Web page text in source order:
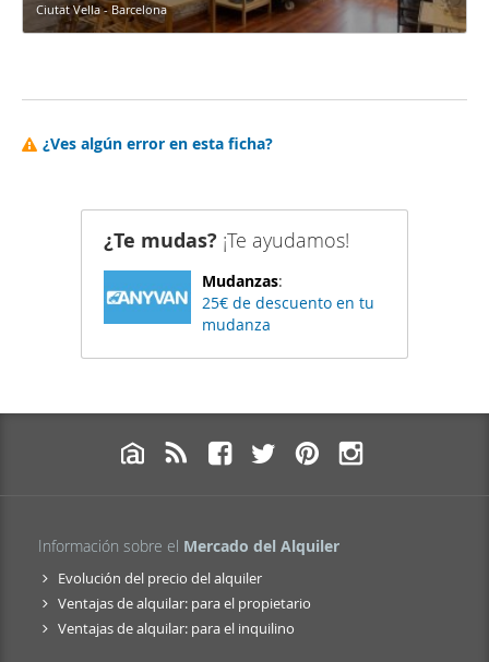
Ciutat Vella - Barcelona
¿Ves algún error en esta ficha?
¿Te mudas? ¡Te ayudamos!
Mudanzas:
25€ de descuento en tu
mudanza
Información sobre el Mercado del Alquiler
Evolución del precio del alquiler
Ventajas de alquilar: para el propietario
Ventajas de alquilar: para el inquilino